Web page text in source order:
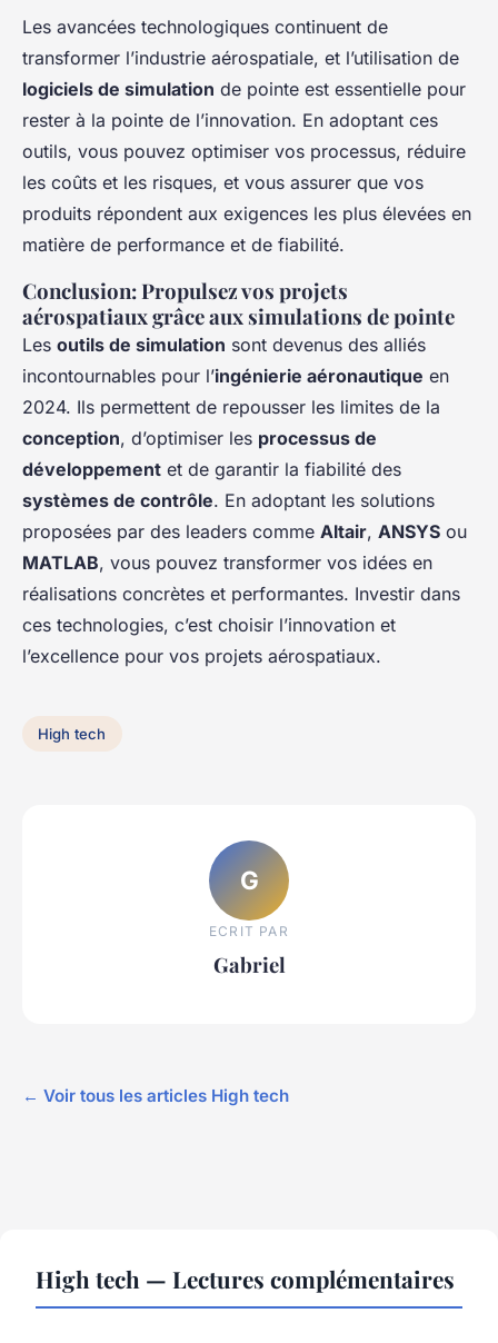
Les avancées technologiques continuent de
transformer l’industrie aérospatiale, et l’utilisation de
logiciels de simulation de pointe est essentielle pour
rester à la pointe de l’innovation. En adoptant ces
outils, vous pouvez optimiser vos processus, réduire
les coûts et les risques, et vous assurer que vos
produits répondent aux exigences les plus élevées en
matière de performance et de fiabilité.
Conclusion: Propulsez vos projets
aérospatiaux grâce aux simulations de pointe
Les outils de simulation sont devenus des alliés
incontournables pour l’ingénierie aéronautique en
2024. Ils permettent de repousser les limites de la
conception, d’optimiser les processus de
développement et de garantir la fiabilité des
systèmes de contrôle. En adoptant les solutions
proposées par des leaders comme Altair, ANSYS ou
MATLAB, vous pouvez transformer vos idées en
réalisations concrètes et performantes. Investir dans
ces technologies, c’est choisir l’innovation et
l’excellence pour vos projets aérospatiaux.
High tech
G
ECRIT PAR
Gabriel
← Voir tous les articles High tech
High tech — Lectures complémentaires